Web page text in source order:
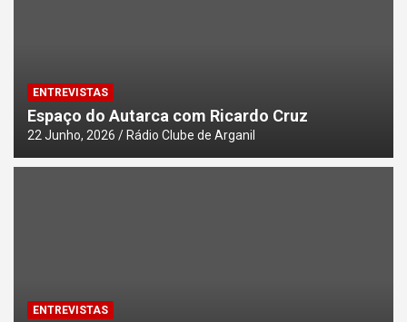
ENTREVISTAS
Espaço do Autarca com Ricardo Cruz
22 Junho, 2026 Rádio Clube de Arganil
ENTREVISTAS